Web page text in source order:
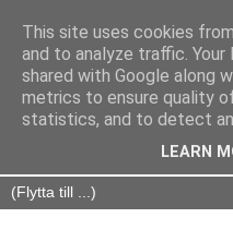
This site uses cookies
and to analyze traffic.
shared with Google along
metrics to ensure quality
statistics, and to detect
LEARN